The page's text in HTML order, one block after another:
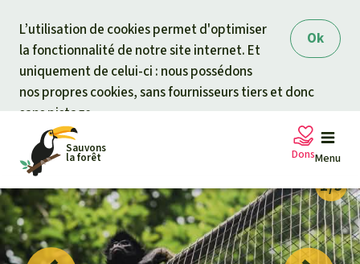
Ok
L’utilisation de cookies permet d'optimiser
la fonctionnalité de notre site internet. Et
uniquement de celui-ci : nous possédons
nos propres cookies, sans fournisseurs tiers et donc
sans pistage.
Sauvons
la forêt Menu
Pétitions
Dons
Votre soutien est capital